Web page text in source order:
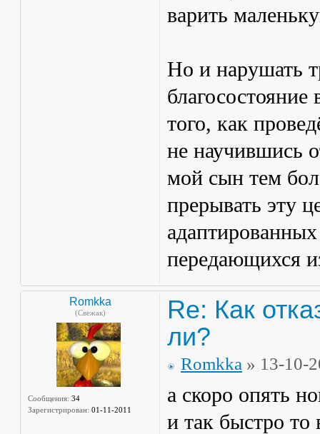
варить
Но и нарушать
того, как
не научившись
мой сын тем
прерывать эту
передающихся
Romkka
(Свежак)
Сообщения: 34
Зарегистрирован: 01-11-2011
Re: Как
ли?
Romkka » 13-10-
а скоро опять
и так быстро